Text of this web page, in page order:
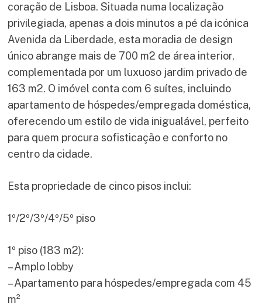
coração de Lisboa. Situada numa localização
privilegiada, apenas a dois minutos a pé da icónica
Avenida da Liberdade, esta moradia de design
único abrange mais de 700 m2 de área interior,
complementada por um luxuoso jardim privado de
163 m2. O imóvel conta com 6 suítes, incluindo
apartamento de hóspedes/empregada doméstica,
oferecendo um estilo de vida inigualável, perfeito
para quem procura sofisticação e conforto no
centro da cidade.
Esta propriedade de cinco pisos inclui:
1º/2º/3º/4º/5º piso
1º piso (183 m2):
– Amplo lobby
– Apartamento para hóspedes/empregada com 45
m²